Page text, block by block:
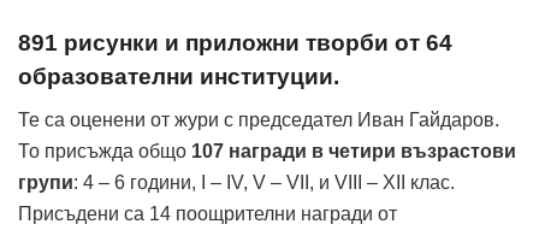
891 рисунки и приложни творби от 64
образователни институции.
Те са оценени от жури с председател Иван Гайдаров.
То присъжда общо 107 награди в четири възрастови
групи: 4 – 6 години, I – IV, V – VII, и VIII – XII клас.
Присъдени са 14 поощрителни награди от